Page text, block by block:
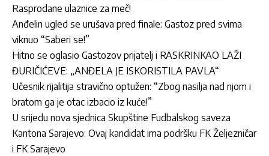
Rasprodane ulaznice za meč!
Anđelin ugled se urušava pred finale: Gastoz pred svima
viknuo “Saberi se!”
Hitno se oglasio Gastozov prijatelj i RASKRINKAO LAŽI
ĐURIČIĆEVE: „ANĐELA JE ISKORISTILA PAVLA“
Učesnik rijalitija stravično optužen: “Zbog nasilja nad njom i
bratom ga je otac izbacio iz kuće!”
U srijedu nova sjednica Skupštine Fudbalskog saveza
Kantona Sarajevo: Ovaj kandidat ima podršku FK Željezničar
i FK Sarajevo